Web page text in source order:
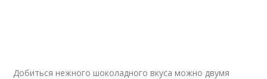
Добиться нежного шоколадного вкуса можно двумя